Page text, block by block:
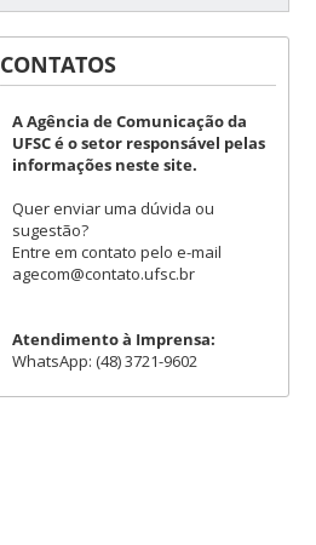
CONTATOS
A Agência de Comunicação da
UFSC é o setor responsável pelas
informações neste site.
Quer enviar uma dúvida ou
sugestão?
Entre em contato pelo e-mail
agecom@contato.ufsc.br
Atendimento à Imprensa:
WhatsApp: (48) 3721-9602